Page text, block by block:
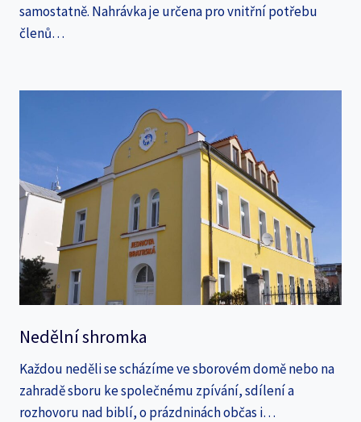
samostatně. Nahrávka je určena pro vnitřní potřebu
členů…
Nedělní shromka
Každou neděli se scházíme ve sborovém domě nebo na
zahradě sboru ke společnému zpívání, sdílení a
rozhovoru nad biblí, o prázdninách občas i…